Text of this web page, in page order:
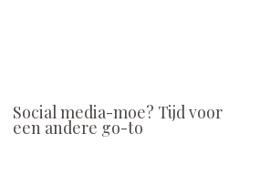
Social media-moe? Tijd voor
een andere go-to